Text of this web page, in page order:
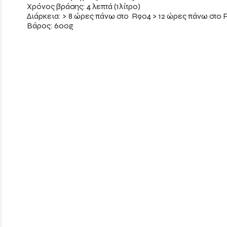
Χρόνος βράσης: 4 λεπτά (1λίτρο)
Διάρκεια: > 8 ώρες πάνω στο R904 > 12 ώρες πάνω στο
Βάρος: 600g